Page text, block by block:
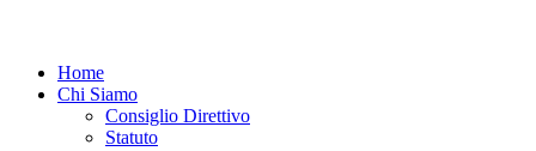
Menu
Home
Chi Siamo
Consiglio Direttivo
Statuto